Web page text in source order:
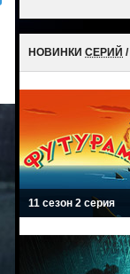
НОВИНКИ СЕРИЙ /
11 сезон 2 серия